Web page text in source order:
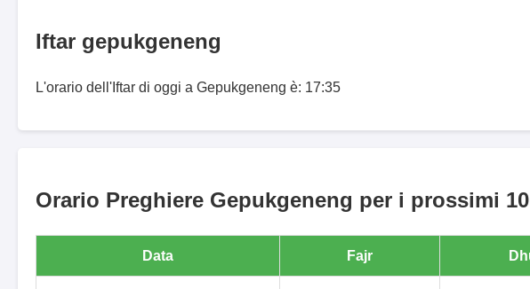
Iftar gepukgeneng
L'orario dell'Iftar di oggi a Gepukgeneng è: 17:35
Orario Preghiere Gepukgeneng per i prossimi
Data Fajr